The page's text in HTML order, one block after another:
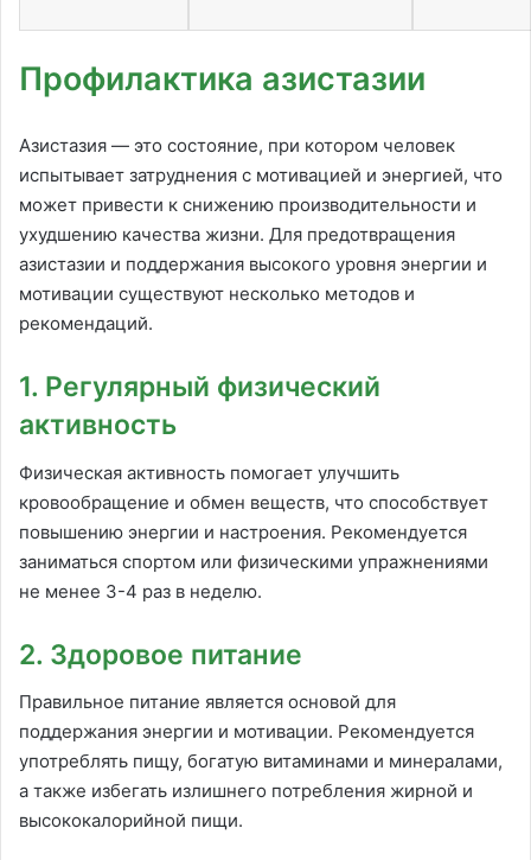
Профилактика азистазии
Азистазия — это состояние, при котором человек
испытывает затруднения с мотивацией и энергией, что
может привести к снижению производительности и
ухудшению качества жизни. Для предотвращения
азистазии и поддержания высокого уровня энергии и
мотивации существуют несколько методов и
рекомендаций.
1. Регулярный физический
активность
Физическая активность помогает улучшить
кровообращение и обмен веществ, что способствует
повышению энергии и настроения. Рекомендуется
заниматься спортом или физическими упражнениями
не менее 3-4 раз в неделю.
2. Здоровое питание
Правильное питание является основой для
поддержания энергии и мотивации. Рекомендуется
употреблять пищу, богатую витаминами и минералами,
а также избегать излишнего потребления жирной и
высококалорийной пищи.